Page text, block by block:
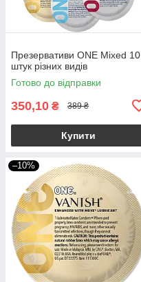
Презервативи ONE Mixed 10
штук різних видів
Готово до відправки
350,10 ₴ 389 ₴
Купити
–10%